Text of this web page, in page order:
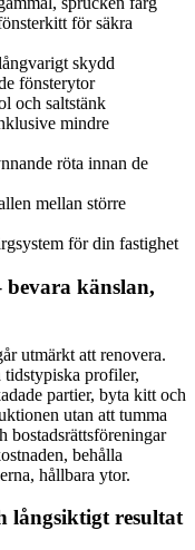
för säkra
skydd
fönsterytor
och saltstänk
mindre
röta innan de
mellan större
för din fastighet
känslan,
utmärkt att renovera.
tidstypiska profiler,
partier, byta kitt och
utan att tumma
bostadsrättsföreningar
behålla
hållbara ytor.
långsiktigt resultat